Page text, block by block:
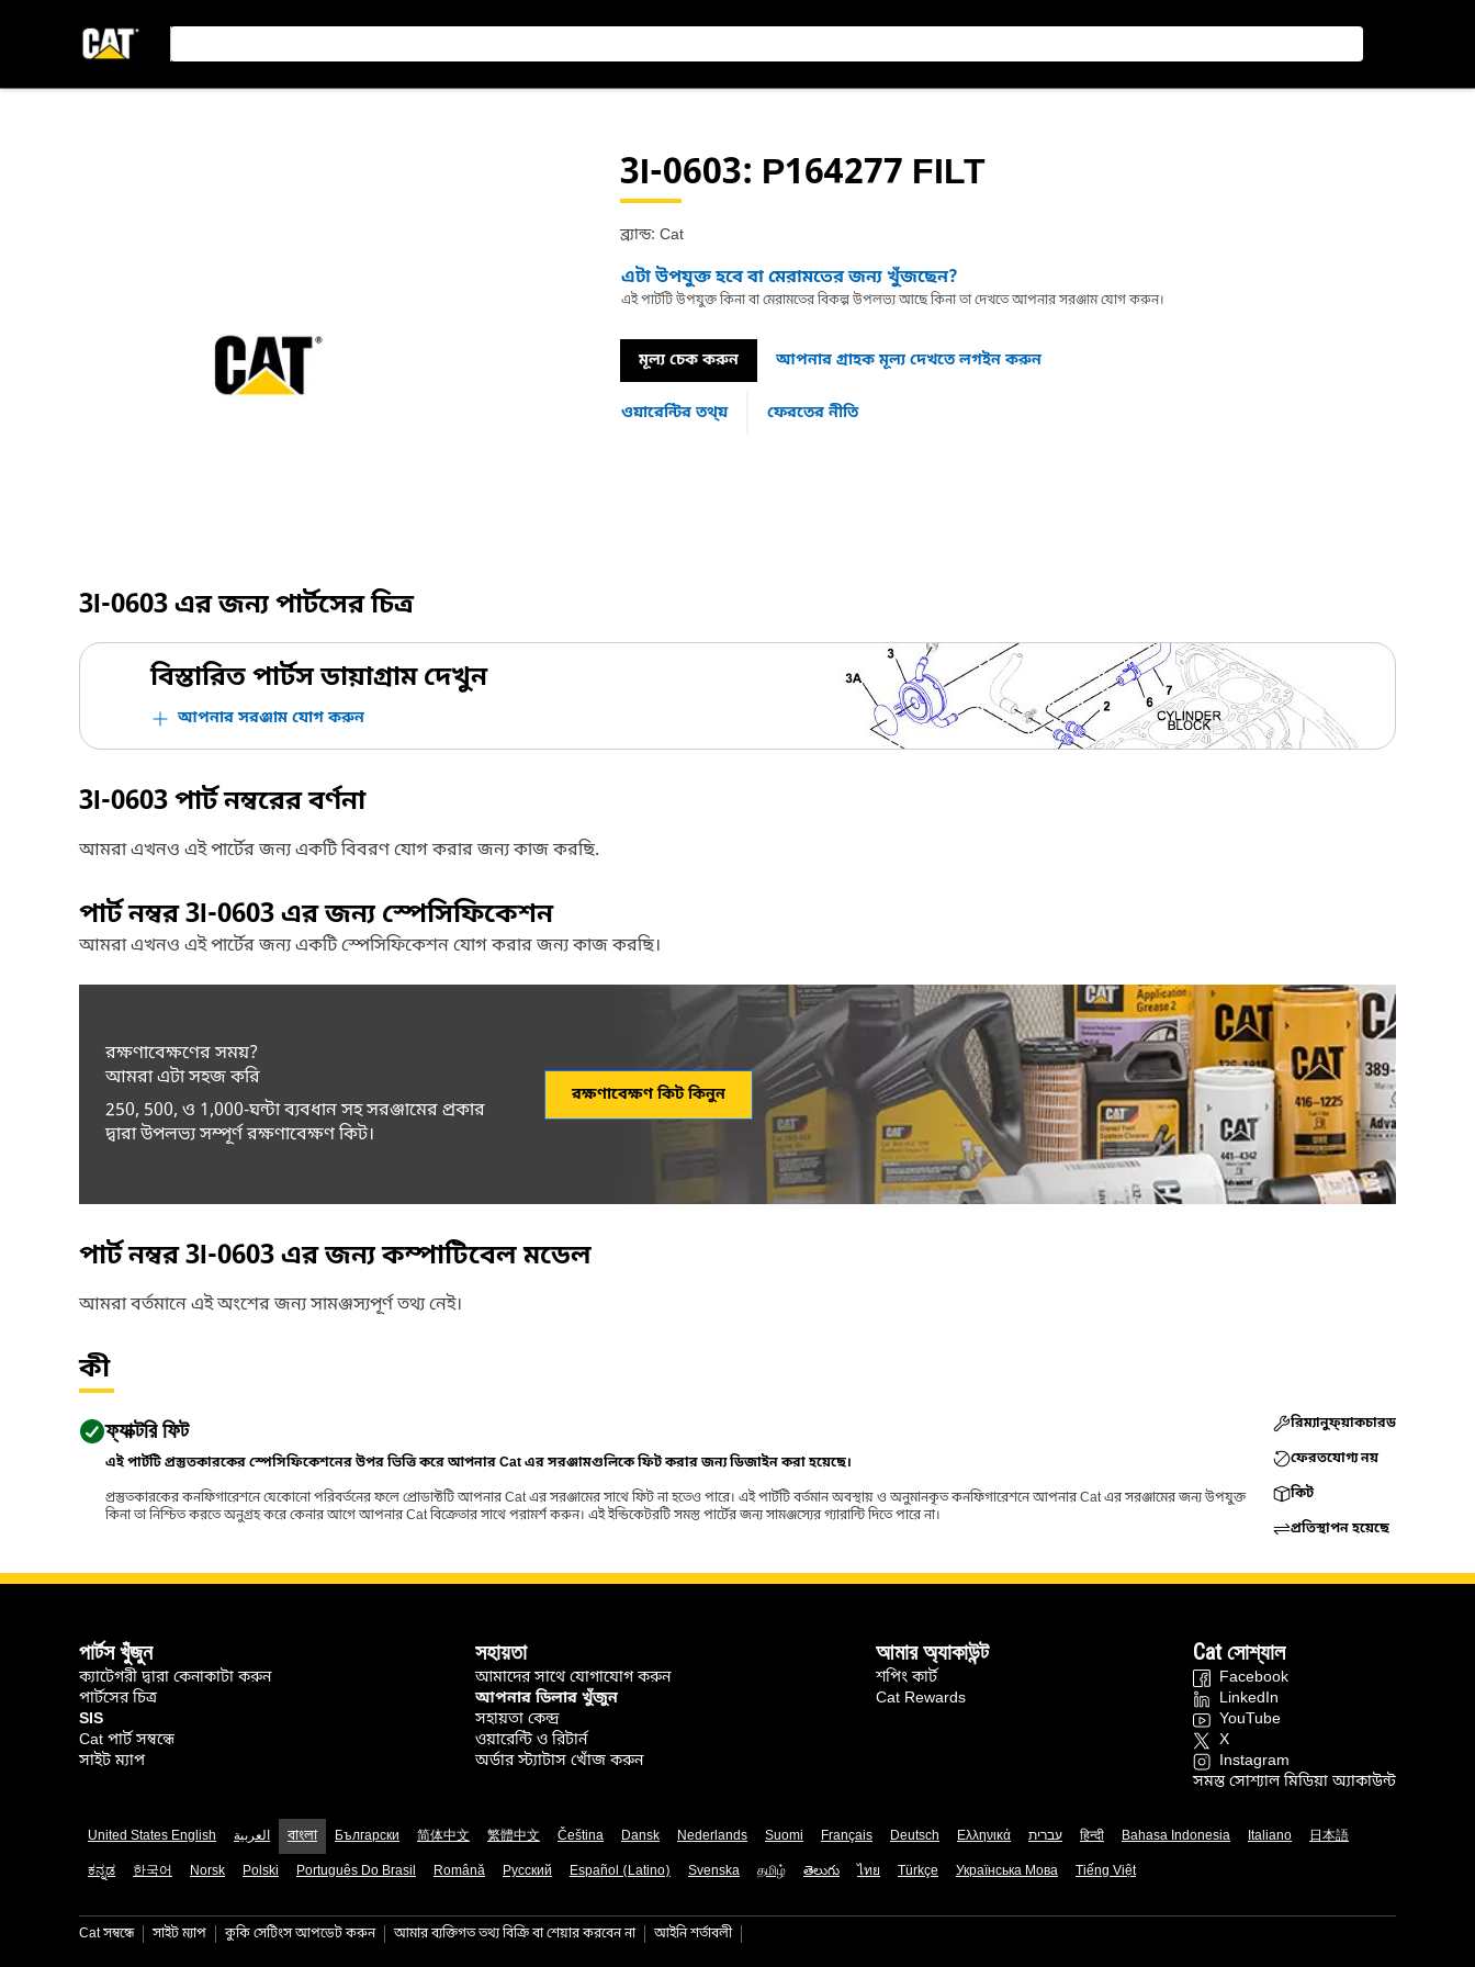
3I-0603: P164277 FILT
ব্র্যান্ড: Cat
এটা উপযুক্ত হবে বা মেরামতের জন্য খুঁজছেন?
এই পার্টটি উপযুক্ত কিনা বা মেরামতের বিকল্প উপলভ্য আছে কিনা তা দেখতে আপনার সরঞ্জাম যোগ করুন।
মূল্য চেক করুন আপনার গ্রাহক মূল্য দেখতে লগইন করুন
ওয়ারেন্টির তথ্য় ফেরতের নীতি
3I-0603এর জন্য পার্টসের চিত্র
বিস্তারিত পার্টস ডায়াগ্রাম দেখুন
আপনার সরঞ্জাম যোগ করুন
3I-0603পার্ট নম্বরের বর্ণনা
আমরা এখনও এই পার্টের জন্য একটি বিবরণ যোগ করার জন্য কাজ করছি.
পার্ট নম্বর3I-0603এর জন্য স্পেসিফিকেশন
আমরা এখনও এই পার্টের জন্য একটি স্পেসিফিকেশন যোগ করার জন্য কাজ করছি।
রক্ষণাবেক্ষণের সময়?
আমরা এটা সহজ করি
250, 500, ও 1,000-ঘন্টা ব্যবধান সহ সরঞ্জামের প্রকার
দ্বারা উপলভ্য সম্পূর্ণ রক্ষণাবেক্ষণ কিট।
রক্ষণাবেক্ষণ কিট কিনুন
পার্ট নম্বর3I-0603এর জন্য কম্পাটিবেল মডেল
আমরা বর্তমানে এই অংশের জন্য সামঞ্জস্যপূর্ণ তথ্য নেই।
কী
ফ্যাক্টরি ফিট
এই পার্টটি প্রস্তুতকারকের স্পেসিফিকেশনের উপর ভিত্তি করে আপনার Cat এর সরঞ্জামগুলিকে ফিট করার জন্য ডিজাইন করা হয়েছে।
প্রস্তুতকারকের কনফিগারেশনে যেকোনো পরিবর্তনের ফলে প্রোডাক্টটি আপনার Cat এর সরঞ্জামের সাথে ফিট না হতেও পারে। এই পার্টটি বর্তমান অবস্থায় ও অনুমানকৃত কনফিগারেশনে আপনার Cat এর সরঞ্জামের জন্য উপযুক্ত
কিনা তা নিশ্চিত করতে অনুগ্রহ করে কেনার আগে আপনার Cat বিক্রেতার সাথে পরামর্শ করুন। এই ইন্ডিকেটরটি সমস্ত পার্টের জন্য সামঞ্জস্যের গ্যারান্টি দিতে পারে না।
রিম্যানুফ্য়াকচারড
ফেরতযোগ্য নয়
কিট
প্রতিস্থাপন হয়েছে
পার্টস খুঁজুন
ক্যাটেগরী দ্বারা কেনাকাটা করুন
পার্টসের চিত্র
SIS
Cat পার্ট সম্বন্ধে
সাইট ম্যাপ
সহায়তা
আমাদের সাথে যোগাযোগ করুন
আপনার ডিলার খুঁজুন
সহায়তা কেন্দ্র
ওয়ারেন্টি ও রিটার্ন
অর্ডার স্ট্যাটাস খোঁজ করুন
আমার অ্যাকাউন্ট
শপিং কার্ট
Cat Rewards
Cat সোশ্যাল
Facebook
LinkedIn
YouTube
X
Instagram
সমস্ত সোশ্যাল মিডিয়া অ্যাকাউন্ট
United States English العربية বাংলা Български 简体中文 繁體中文 Čeština Dansk Nederlands Suomi Français Deutsch Ελληνικά עברית हिन्दी Bahasa Indonesia Italiano
日本語
ಕನ್ನಡ
한국어 Norsk Polski Português Do Brasil Română Русский Español (Latino) Svenska தமிழ் తెలుగు ไทย Türkçe Українська Мова Tiếng Việt
Cat সম্বন্ধে সাইট ম্যাপ কুকি সেটিংস আপডেট করুন আমার ব্যক্তিগত তথ্য বিক্রি বা শেয়ার করবেন না আইনি শর্তাবলী